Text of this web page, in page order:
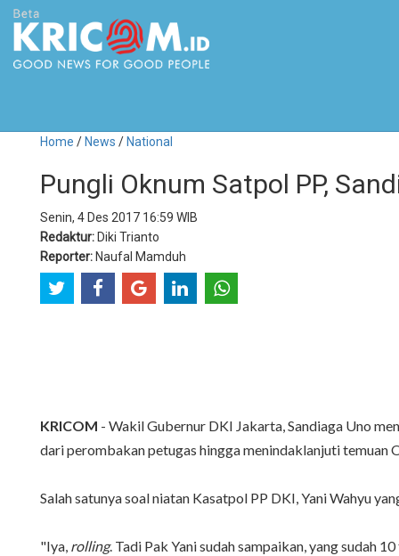
Home / News / National
Pungli Oknum Satpol PP,
Senin, 4 Des 2017 16:59 WIB
Redaktur: Diki Trianto
Reporter: Naufal Mamduh
KRICOM - Wakil Gubernur DKI Jakarta, Sandiaga Uno
dari perombakan petugas hingga menindaklanjuti temuan
Salah satunya soal niatan Kasatpol PP DKI, Yani Wahyu
"Iya, rolling. Tadi Pak Yani sudah sampaikan, yang sudah